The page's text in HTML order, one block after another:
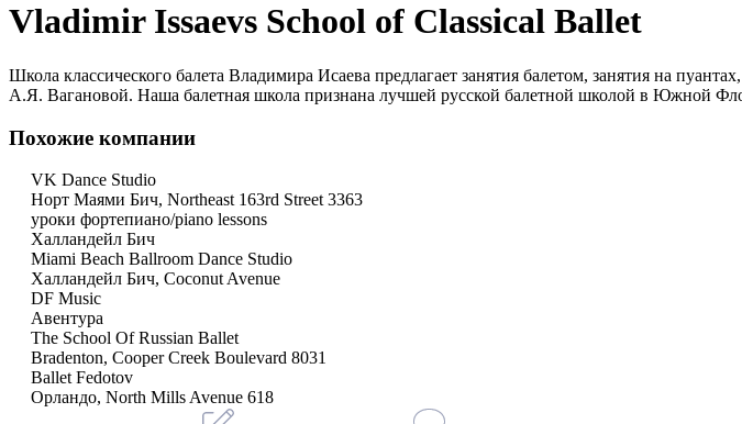
Vladimir Issaevs School of Classical Ballet
Школа классического балета Владимира Исаева предлагает занятия балетом, занятия на
А.Я. Вагановой. Наша балетная школа признана лучшей русской балетной школой в Южной
Похожие компании
VK Dance Studio
Норт Маями Бич, Northeast 163rd Street 3363
уроки фортепиано/piano lessons
Халландейл Бич
Miami Beach Ballroom Dance Studio
Халландейл Бич, Coconut Avenue
DF Music
Авентура
The School Of Russian Ballet
Bradenton, Cooper Creek Boulevard 8031
Ballet Fedotov
Орландо, North Mills Avenue 618